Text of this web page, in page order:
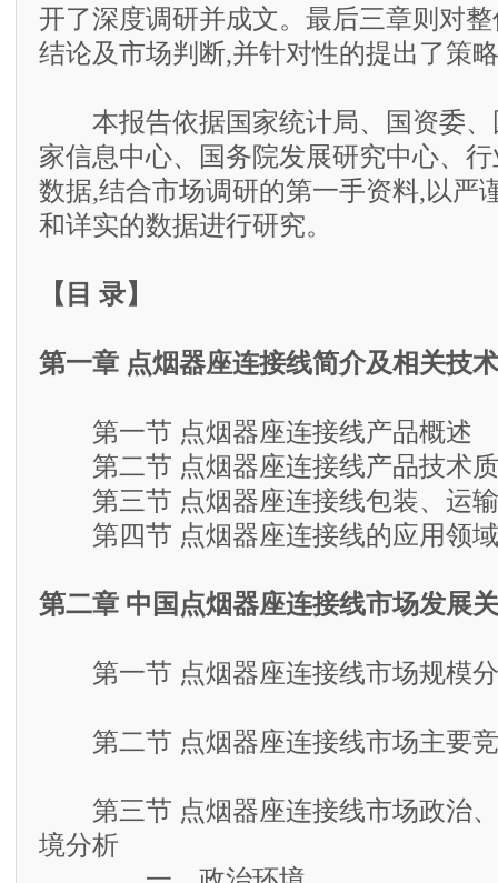
开了深度调研并成文。最后三章则对
结论及市场判断,并针对性的提出了策
本报告依据国家统计局、国资委、
家信息中心、国务院发展研究中心、
数据,结合市场调研的第一手资料,以严
和详实的数据进行研究。
【目 录】
第一章 点烟器座连接线简介及相关技
第一节 点烟器座连接线产品概述
第二节 点烟器座连接线产品技术
第三节 点烟器座连接线包装、运输
第四节 点烟器座连接线的应用领域
第二章 中国点烟器座连接线市场发展
第一节 点烟器座连接线市场规模分
第二节 点烟器座连接线市场主要竞
第三节 点烟器座连接线市场政治、
境分析